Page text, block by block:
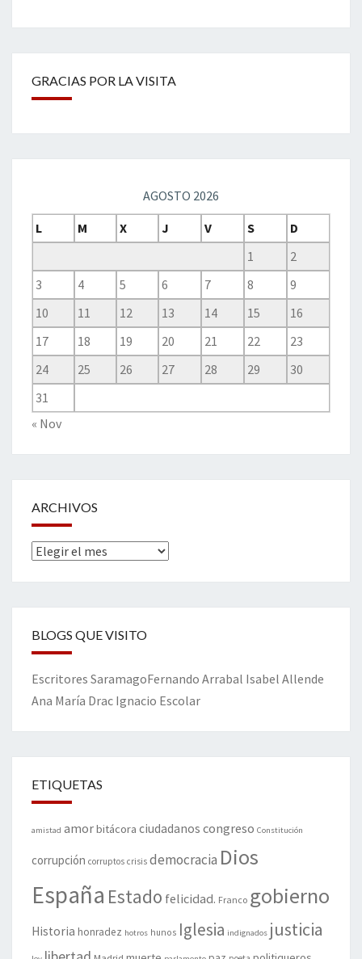
GRACIAS POR LA VISITA
AGOSTO 2026
L
M X J V S
D
1
2
3
4 5 6 7 8
9
10
11 12 13 14 15
16
17
18 19 20 21 22
23
24
25 26 27 28 29
30
31
« Nov
ARCHIVOS
Archivos
BLOGS QUE VISITO
Escritores SaramagoFernando Arrabal Isabel Allende
Ana María Drac Ignacio Escolar
ETIQUETAS
amistad amorbitácora ciudadanos congreso Constitución
corrupción corruptos crisis democracia Dios
España Estado felicidad. Franco gobierno
Historia honradez hotros hunos Iglesia indignados justicia